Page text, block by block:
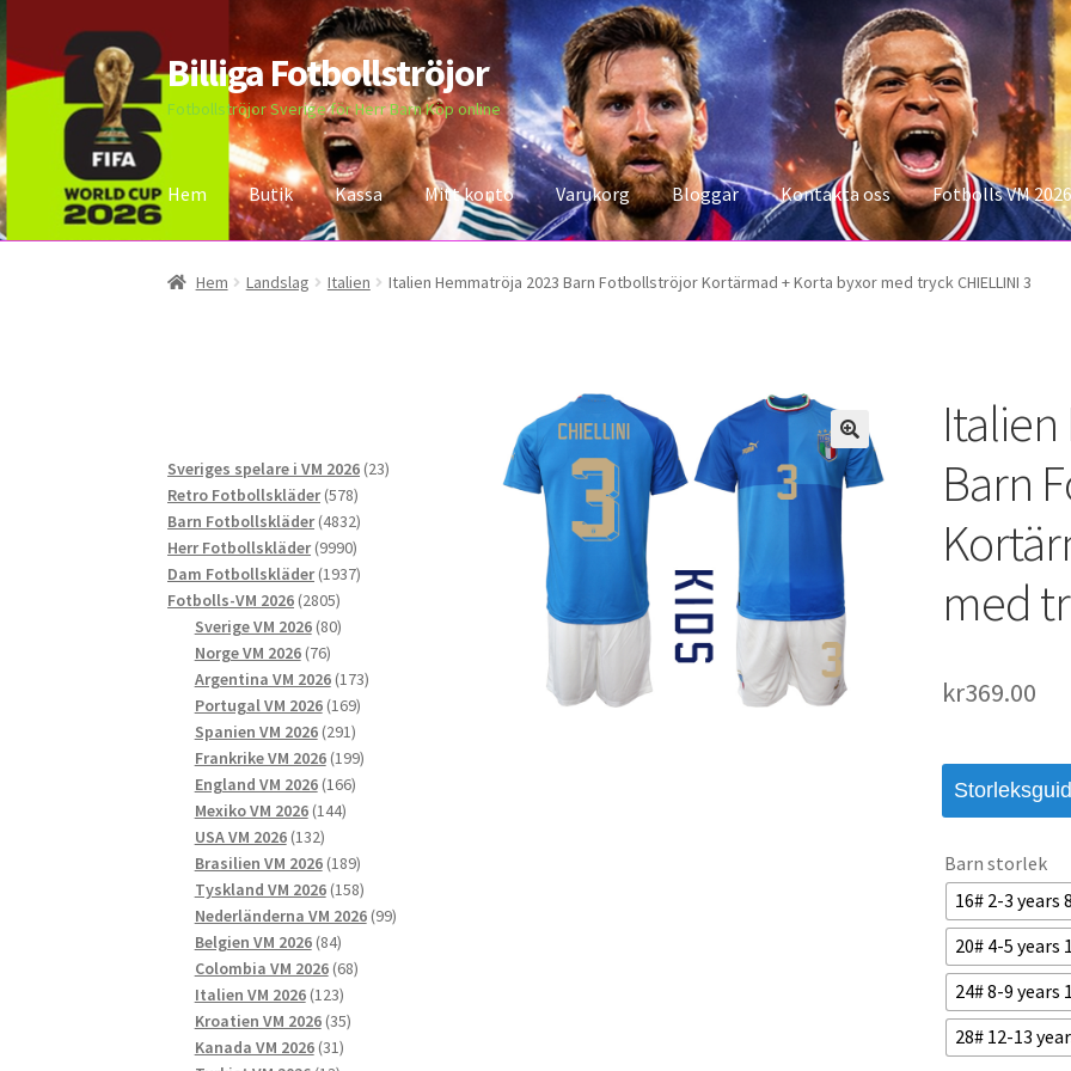
Hoppa
till
navigering
Hoppa
till
innehåll
Billiga Fotbollströjor
Fotbollströjor Sverige för Herr Barn Köp online
Hem Butik Kassa Mitt konto Varukorg Bloggar Kontakta oss Fotbolls VM 2026
Hem Bloggar Butik Kassa Kontakta oss Mitt konto Storleksguiden Varukorg
Hem Landslag Italien Italien Hemmatröja 2023 Barn Fotbollströjor Kortärmad + Korta byxor med tryck CHIELLINI 3
Barn
med
kr369.00
Barn storlek
16# 2-3 years
20# 4-5 years
24# 8-9 years
28# 12-13
Sveriges spelare i VM 2026 2323
Retro Fotbollskläder 578578
produkter
Barn Fotbollskläder 48324832
produkter
Herr Fotbollskläder 99909990
produkter
Dam Fotbollskläder 19371937
Fotbolls-VM 2026 28052805
produkter
Sverige VM 2026 8080
Norge VM 2026 7676
produkter
Argentina VM 2026 173173
Portugal VM 2026 169169
produkter
Spanien VM 2026 291291
produkter
Frankrike VM 2026 199199
England VM 2026 166166
Mexiko VM 2026 144144
USA VM 2026 132132
produkter
Brasilien VM 2026 189189
produkter
Tyskland VM 2026 158158
produkter
Nederländerna VM 2026 9999
Belgien VM 2026 8484
produkter
Colombia VM 2026 6868
Italien VM 2026 123123
produkter
Kroatien VM 2026 3535
Kanada VM 2026 3131